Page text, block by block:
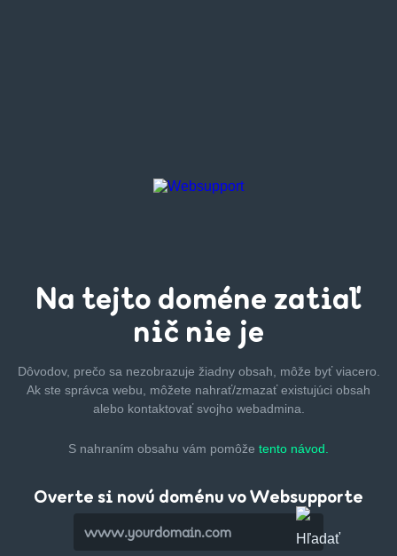
Na tejto doméne zatiaľ
nič nie je
Dôvodov, prečo sa nezobrazuje žiadny obsah, môže byťviacero.
Ak ste správca webu, môžete nahrať/zmazaťexistujúci obsah
alebo kontaktovať svojho webadmina.
S nahraním obsahu vám pomôže tento návod.
Overte si novú doménu vo Websupporte